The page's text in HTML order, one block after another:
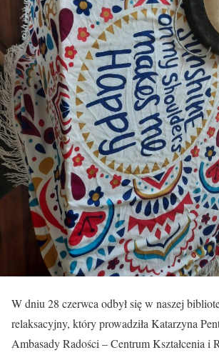
W dniu 28 czerwca odbył się w naszej
relaksacyjny, który prowadziła Katarzyna
Ambasady Radości – Centrum Kształcenia i